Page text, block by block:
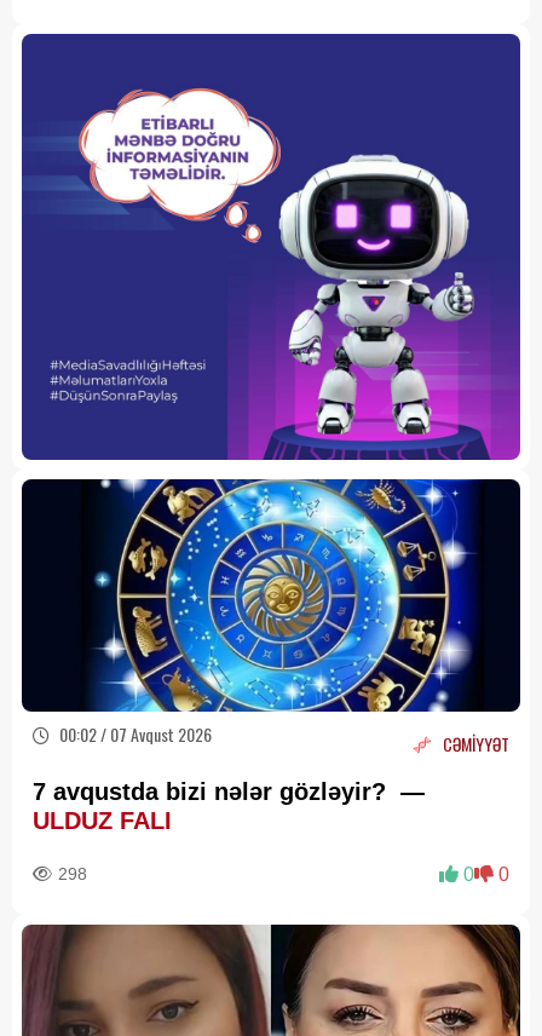
00:02 / 07 Avqust 2026 CƏMİYYƏT
7 avqustda bizi nələr gözləyir? —
ULDUZ FALI
298 0 0